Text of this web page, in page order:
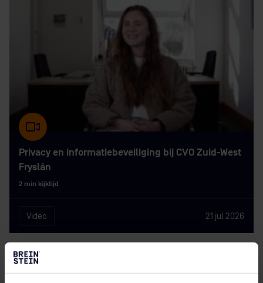
Privacy en informatiebeveiliging bij CVO Zuid-West
Fryslân
2 min kijktijd
Video 21 jul 2026